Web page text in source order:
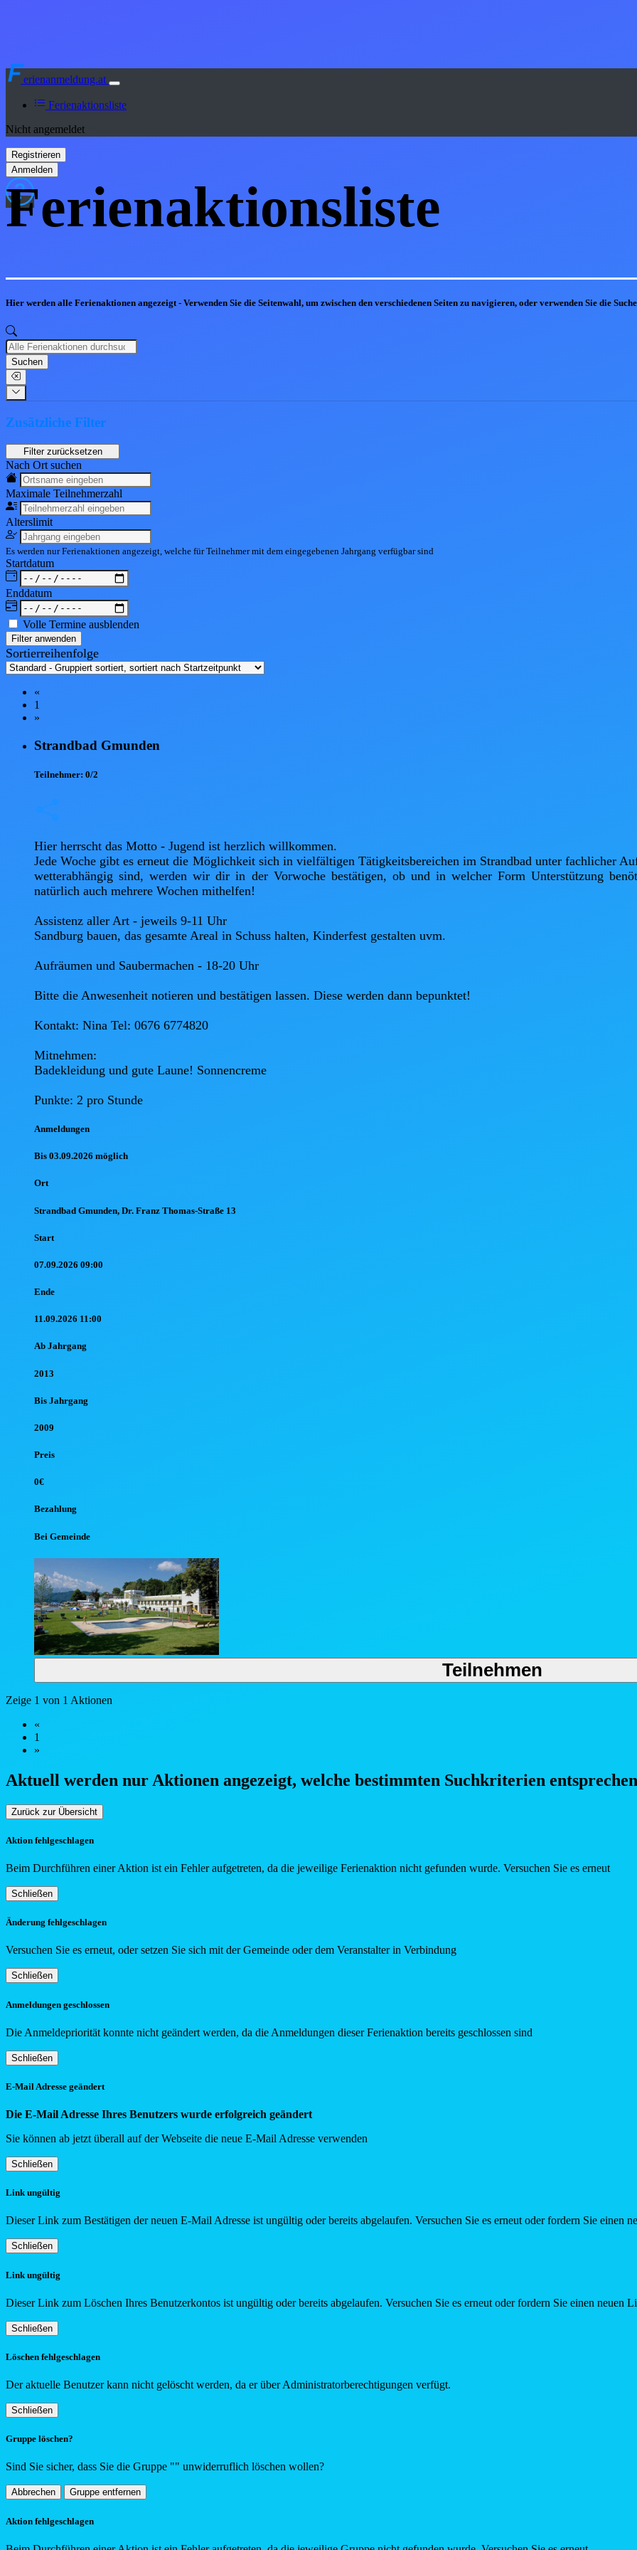
erienanmeldung.at
Ferienaktionsliste
Nicht angemeldet
Ferienaktionsliste
Hier werden alle Ferienaktionen angezeigt - Verwenden Sie die Seitenwahl, um zwischen den verschiedenen Seiten zu navigieren, oder verwenden Sie die
Suchen
Zusätzliche Filter
Nach Ort suchen
Maximale Teilnehmerzahl
Alterslimit
Es werden nur Ferienaktionen angezeigt, welche für Teilnehmer mit dem eingegebenen Jahrgang verfügbar sind
Startdatum
Enddatum
Volle Termine ausblenden
Filter anwenden
Sortierreihenfolge
«
1
»
Strandbad Gmunden
Teilnehmer: 0/2
Hier herrscht das Motto - Jugend ist herzlich willkommen.
Jede Woche gibt es erneut die Möglichkeit sich in vielfältigen Tätigkeitsbereichen im Strandbad unter fachlicher
wetterabhängig sind, werden wir dir in der Vorwoche bestätigen, ob und in welcher Form Unterstützung
natürlich auch mehrere Wochen mithelfen!
Assistenz aller Art - jeweils 9-11 Uhr
Sandburg bauen, das gesamte Areal in Schuss halten, Kinderfest gestalten uvm.
Aufräumen und Saubermachen - 18-20 Uhr
Bitte die Anwesenheit notieren und bestätigen lassen. Diese werden dann bepunktet!
Kontakt: Nina Tel: 0676 6774820
Mitnehmen:
Badekleidung und gute Laune! Sonnencreme
Anmeldungen
Bis 03.09.2026 möglich
Ort
Strandbad Gmunden, Dr. Franz Thomas-Straße 13
Start
07.09.2026 09:00
Ende
11.09.2026 11:00
Ab Jahrgang
2013
Bis Jahrgang
2009
Preis
0€
Bezahlung
Bei Gemeinde
Teilnehmen
Zeige 1 von 1 Aktionen
«
1
»
Aktuell werden nur Aktionen angezeigt, welche bestimmten Suchkriterien entsprechen
Zurück zur Übersicht
Aktion fehlgeschlagen
Beim Durchführen einer Aktion ist ein Fehler aufgetreten, da die jeweilige Ferienaktion nicht gefunden wurde. Versuchen Sie es erneut
Schließen
Änderung fehlgeschlagen
Versuchen Sie es erneut, oder setzen Sie sich mit der Gemeinde oder dem Veranstalter in Verbindung
Schließen
Anmeldungen geschlossen
Die Anmeldepriorität konnte nicht geändert werden, da die Anmeldungen dieser Ferienaktion bereits geschlossen sind
Schließen
E-Mail Adresse geändert
Die E-Mail Adresse Ihres Benutzers wurde erfolgreich geändert
Sie können ab jetzt überall auf der Webseite die neue E-Mail Adresse verwenden
Schließen
Link ungültig
Dieser Link zum Bestätigen der neuen E-Mail Adresse ist ungültig oder bereits abgelaufen. Versuchen Sie es erneut oder fordern Sie einen
Schließen
Link ungültig
Dieser Link zum Löschen Ihres Benutzerkontos ist ungültig oder bereits abgelaufen. Versuchen Sie es erneut oder fordern Sie einen neuen
Schließen
Löschen fehlgeschlagen
Der aktuelle Benutzer kann nicht gelöscht werden, da er über Administratorberechtigungen verfügt.
Schließen
Gruppe löschen?
Sind Sie sicher, dass Sie die Gruppe "" unwiderruflich löschen wollen?
Abbrechen Gruppe entfernen
Aktion fehlgeschlagen